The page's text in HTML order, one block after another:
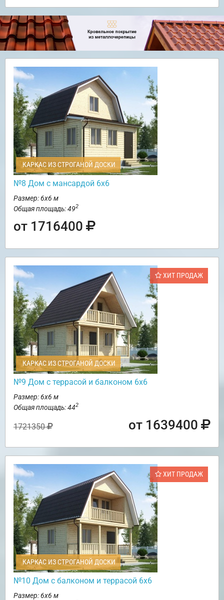
КАРКАС ИЗ СТРОГАНОЙ ДОСКИ
№8 Дом с мансардой 6х6
Размер: 6х6 м
Общая площадь: 492
от 1716400
ХИТ ПРОДАЖ
КАРКАС ИЗ СТРОГАНОЙ ДОСКИ
№9 Дом с террасой и балконом 6х6
Размер: 6х6 м
Общая площадь: 442
1721350 от 1639400
ХИТ ПРОДАЖ
КАРКАС ИЗ СТРОГАНОЙ ДОСКИ
№10 Дом с балконом и террасой 6х6
Размер: 6х6 м